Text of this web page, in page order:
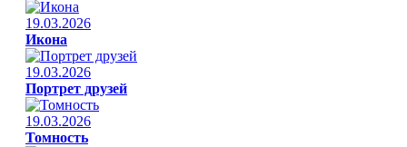
19.03.2026
Икона
19.03.2026
Портрет друзей
19.03.2026
Томность